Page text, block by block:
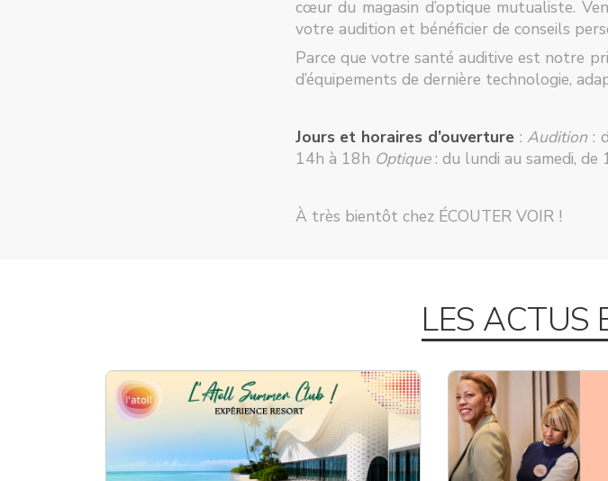
cœur du magasin d’optique mutualiste.
votre audition et bénéficier de conseils
Parce que votre santé auditive est notre
d’équipements de dernière technologie,
Jours et horaires d’ouverture:Audition :
14h à 18h Optique: du lundi au samedi, de
À très bientôt chez ÉCOUTER VOIR !
LES ACTUS